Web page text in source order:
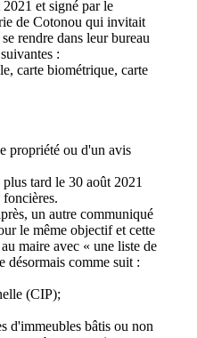
et signé par le
de Cotonou qui invitait
rendre dans leur bureau
:
carte biométrique, carte
propriété ou d'un avis
tard le 30 août 2021
un autre communiqué
le même objectif et cette
maire avec « une liste de
désormais comme suit :
(CIP);
d'immeubles bâtis ou non